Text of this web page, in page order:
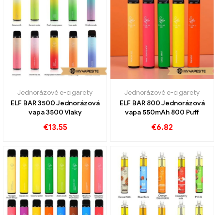
Jednorázové e-cigarety
ELF BAR 3500 Jednorázová
vapa 3500 Vlaky
€13.55
Jednorázové e-cigarety
ELF BAR 800 Jednorázová
vapa 550mAh 800 Puff
€6.82